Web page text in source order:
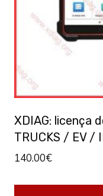
XDIAG: licença
TRUCKS / EV /
140.00€